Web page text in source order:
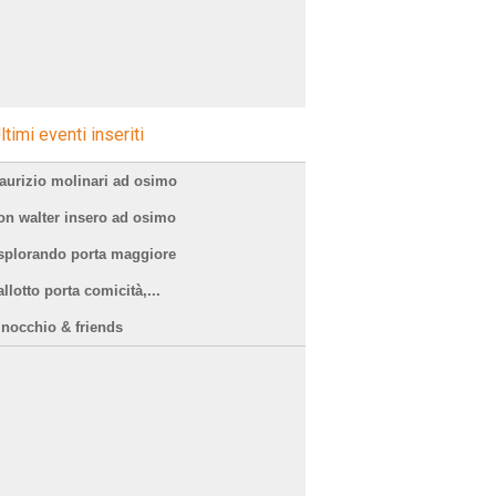
eventi inseriti
molinari ad osimo
walter insero ad osimo
porta maggiore
porta comicità,...
& friends